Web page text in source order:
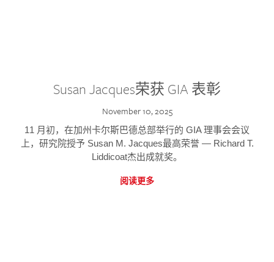
Susan Jacques荣获 GIA 表彰
November 10, 2025
11 月初，在加州卡尔斯巴德总部举行的 GIA 理事会会议
上，研究院授予 Susan M. Jacques最高荣誉 — Richard T.
Liddicoat杰出成就奖。
阅读更多